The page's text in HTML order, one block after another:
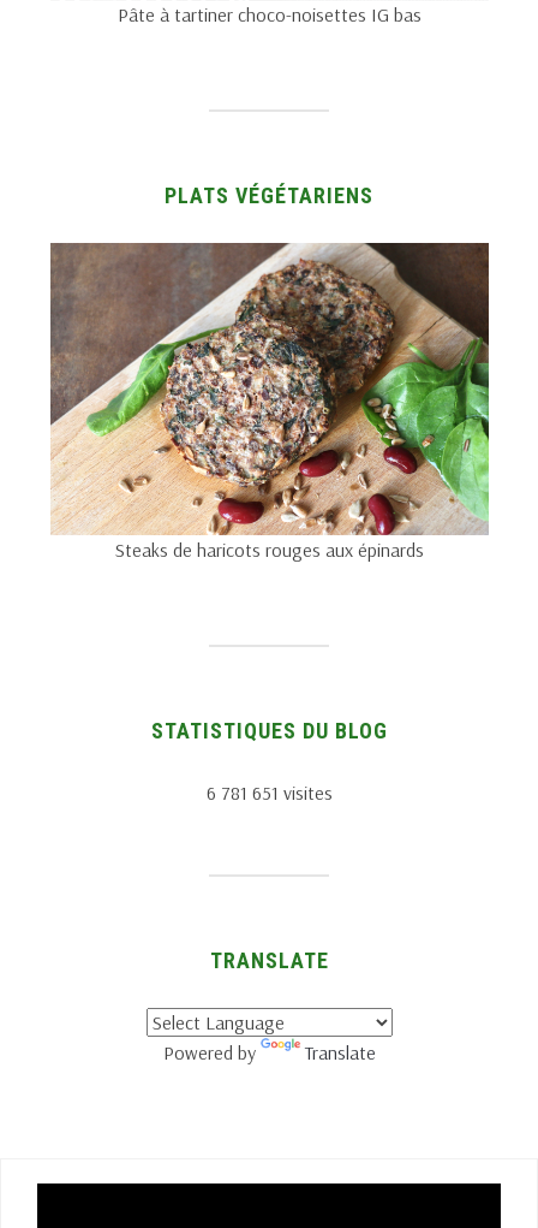
Pâte à tartiner choco-noisettes IG bas
PLATS VÉGÉTARIENS
Steaks de haricots rouges aux épinards
STATISTIQUES DU BLOG
6 781 651 visites
TRANSLATE
Powered by Translate